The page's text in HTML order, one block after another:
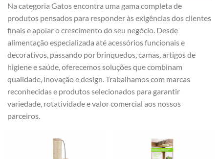
Na categoria Gatos encontra uma gama completa de
produtos pensados para responder às exigências dos clientes
finais e apoiar o crescimento do seu negócio. Desde
alimentação especializada até acessórios funcionais e
decorativos, passando por brinquedos, camas, artigos de
higiene e saúde, oferecemos soluções que combinam
qualidade, inovação e design. Trabalhamos com marcas
reconhecidas e produtos selecionados para garantir
variedade, rotatividade e valor comercial aos nossos
parceiros.